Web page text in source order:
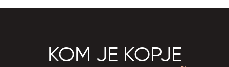
KOM JE KOPJE